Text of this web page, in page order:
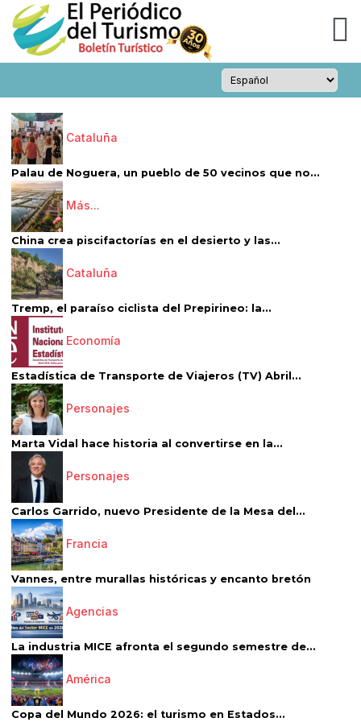
Cataluña
Palau de Noguera, un pueblo de 50 vecinos que no...
Más...
China crea piscifactorías en el desierto y las...
Cataluña
Tremp, el paraíso ciclista del Prepirineo: la...
Economía
Estadística de Transporte de Viajeros (TV) Abril...
Personajes
Marta Vidal hace historia al convertirse en la...
Personajes
Carlos Garrido, nuevo Presidente de la Mesa del...
Francia
Vannes, entre murallas históricas y encanto bretón
Agencias
La industria MICE afronta el segundo semestre de...
América
Copa del Mundo 2026: el turismo en Estados...